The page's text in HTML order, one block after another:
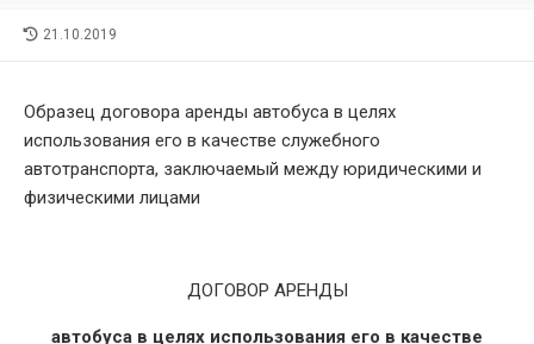
LAST
21.10.2019
Образец договора аренды автобуса в целях
использования его в качестве служебного
автотранспорта, заключаемый между юридическими и
физическими лицами
ДОГОВОР АРЕНДЫ
автобуса в целях использования его в качестве